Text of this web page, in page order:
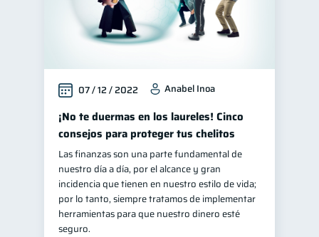
07 / 12 / 2022 Anabel Inoa
¡No te duermas en los laureles! Cinco
consejos para proteger tus chelitos
Las finanzas son una parte fundamental de
nuestro día a día, por el alcance y gran
incidencia que tienen en nuestro estilo de vida;
por lo tanto, siempre tratamos de implementar
herramientas para que nuestro dinero esté
seguro.